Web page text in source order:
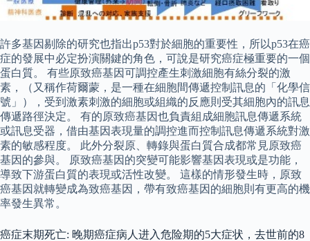
許多基因剔除的研究也指出p53對於細胞的重要性，所以p53在癌
症的發展中必定扮演關鍵的角色，可說是研究癌症極重要的一個
蛋白質。 有些原致癌基因可調控產生刺激細胞有絲分裂的激
素，（又稱作荷爾蒙，是一種在細胞間傳遞控制訊息的「化學信
號」），受到激素刺激的細胞或組織的反應則受其細胞內的訊息
傳遞路徑決定。 有的原致癌基因也負責組成細胞訊息傳遞系統
或訊息受器，借由基因表現量的調控進而控制訊息傳遞系統對激
素的敏感程度。 此外分裂原、轉錄與蛋白質合成都常見原致癌
基因的參與。 原致癌基因的突變可能影響基因表現或是功能，
導致下游蛋白質的表現或活性改變。 這樣的情形發生時，原致
癌基因就轉變成為致癌基因，帶有致癌基因的細胞則有更高的機
率發生異常。
癌症末期死亡: 晚期癌症病人进入危险期的5大症状，去世前的8